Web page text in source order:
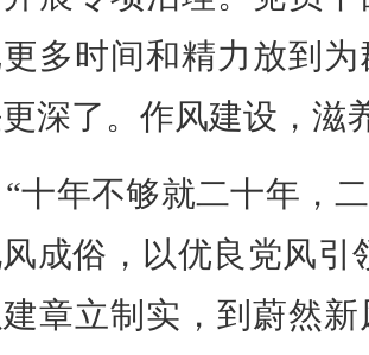
多时间和精力放到
深了。作风建设，滋
“十年不够就二十年，
成俗，以优良党风引
建章立制实，到蔚然